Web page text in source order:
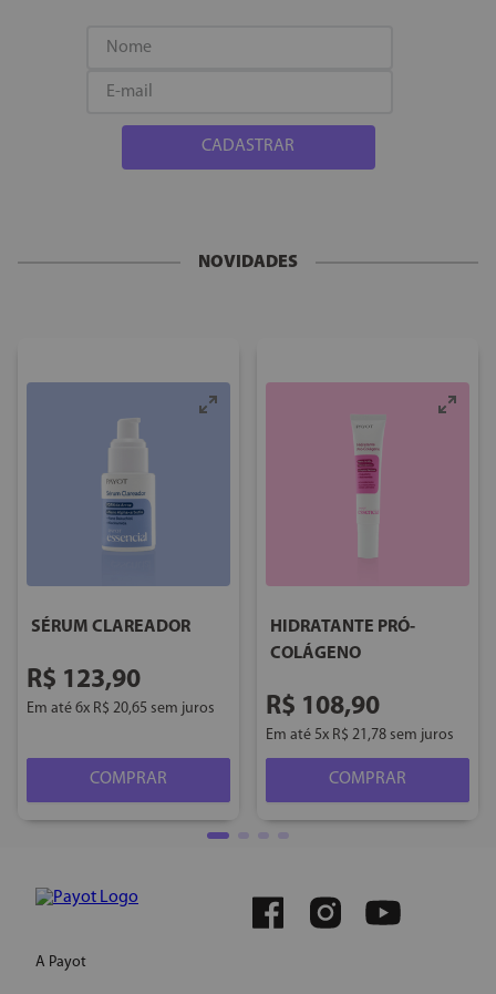
CADASTRAR
NOVIDADES
SÉRUM CLAREADOR
R$ 123,90
Em até 6x R$ 20,65 sem juros
COMPRAR
HIDRATANTE PRÓ-
COLÁGENO
R$ 108,90
Em até 5x R$ 21 ,78 sem juros
COMPRAR
A Payot